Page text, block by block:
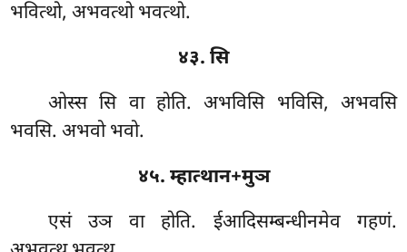
भवित्थो, अभवत्थो भवत्थो.
४३. सि
ओस्स सि वा होति. अभविसि भविसि, अभवसि
भवसि. अभवो भवो.
४५. म्हात्थान+मुञ
एसंउञ वा होति. ईआदिसम्बन्धीनमेव गहणं.